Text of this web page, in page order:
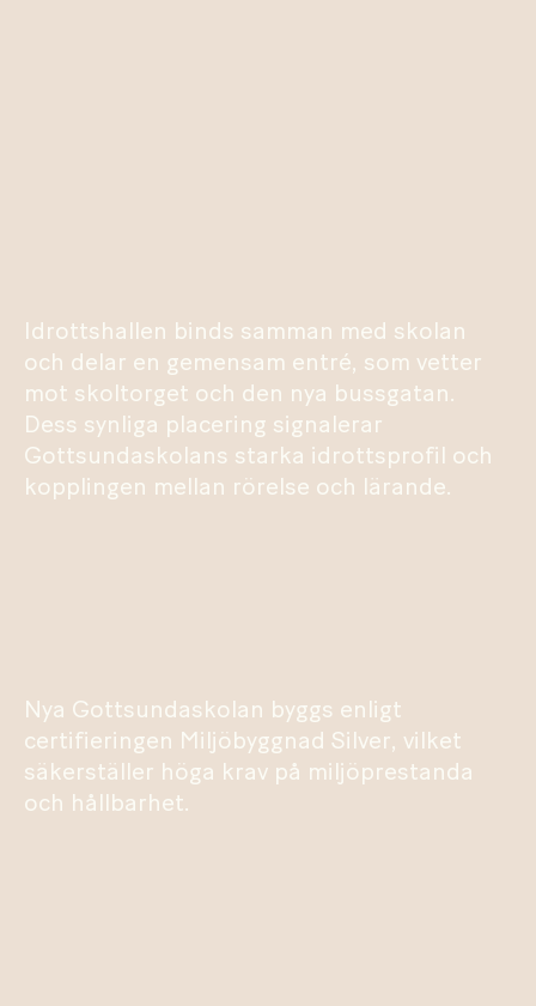
Idrottshallen binds samman med skolan
och delar en gemensam entré, som vetter
mot skoltorget och den nya bussgatan.
Dess synliga placering signalerar
Gottsundaskolans starka idrottsprofil och
kopplingen mellan rörelse och lärande.
Nya Gottsundaskolan byggs enligt
certifieringen Miljöbyggnad Silver, vilket
säkerställer höga krav på miljöprestanda
och hållbarhet.